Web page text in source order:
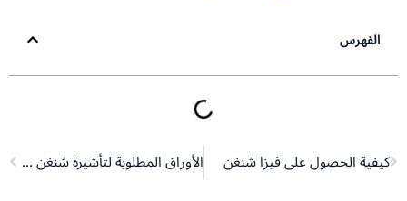
الفهرس
كيفية الحصول على فيزا شنغن الأوراق المطلوبة لتأشيرة شنغن من السعودية